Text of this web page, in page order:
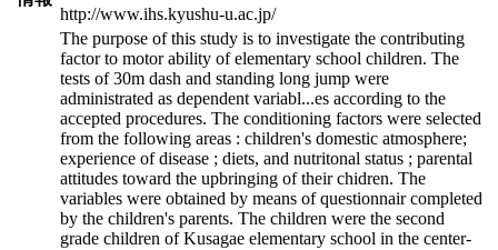
http://www.ihs.kyushu-u.ac.jp/
The purpose of this study is to investigate the contributing
factor to motor ability of elementary school children. The
tests of 30m dash and standing long jump were
administrated as dependent variabl...es according to the
accepted procedures. The conditioning factors were selected
from the following areas : children's domestic atmosphere;
experience of disease ; diets, and nutritonal status ; parental
attitudes toward the upbringing of their chidren. The
variables were obtained by means of questionnair completed
by the children's parents. The children were the second
grade children of Kusagae elementary school in the center-